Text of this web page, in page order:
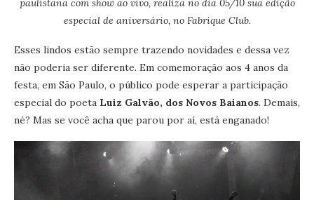
paulistana com show ao vivo, realiza no dia 05/10 sua edição
especial de aniversário, no Fabrique Club.
Esses lindos estão sempre trazendo novidades e dessa vez
não poderia ser diferente. Em comemoração aos 4 anos da
festa, em São Paulo, o público pode esperar a participação
especial do poeta Luiz Galvão, dos Novos Baianos. Demais,
né? Mas se você acha que parou por aí, está enganado!